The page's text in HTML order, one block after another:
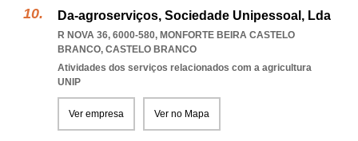
Da-agroserviços, Sociedade Unipessoal, Lda
R NOVA 36, 6000-580, MONFORTE BEIRA CASTELO
BRANCO, CASTELO BRANCO
Atividades dos serviços relacionados com a agricultura
UNIP
Ver empresa Ver no Mapa